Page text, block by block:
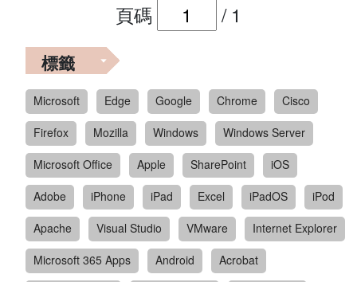
頁碼 / 1
標籤
Microsoft Edge Google Chrome
Cisco
Firefox
Mozilla Windows
Windows Server
Microsoft Office
Apple SharePoint
iOS
Adobe
iPhone iPad Excel iPadOS
iPod
Apache
Visual Studio VMware
Internet Explorer
Microsoft 365 Apps
Android
Acrobat